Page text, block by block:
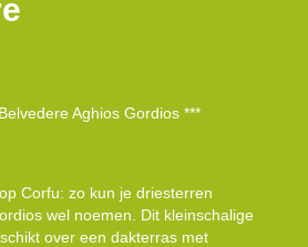
Aghios Gordios ***
Corfu: zo kun je driesterren
wel noemen. Dit kleinschalige
over een dakterras met